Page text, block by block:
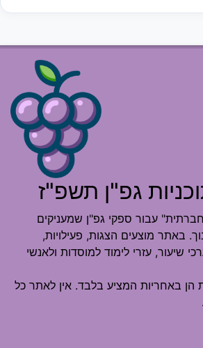
גפ"ן תשפ"ז
עבור ספקי גפ"ן שמעניקים
באתר מוצעים הצגות, פעילויות,
שיעור, עזרי לימוד למוסדות ולאנשי
הן באחריות המציע בלבד. אין לאתר כל